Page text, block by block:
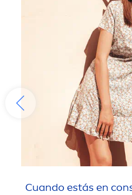
Cuando estás en